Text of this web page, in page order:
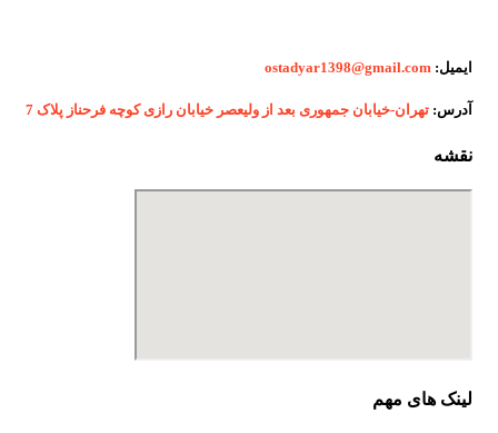
ایمیل: ostadyar1398@gmail.com
آدرس: تهران-خیابان جمهوری بعد از ولیعصر خیابان رازی کوچه فرحناز پلاک 7
نقشه
لینک های مهم